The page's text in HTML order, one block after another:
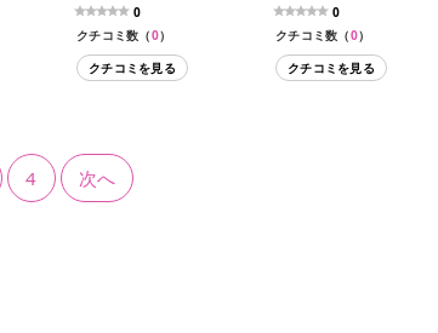
0
クチコミ数（0）
クチコミを見る
0
クチコミ数（0）
クチコミを見る
4 次へ